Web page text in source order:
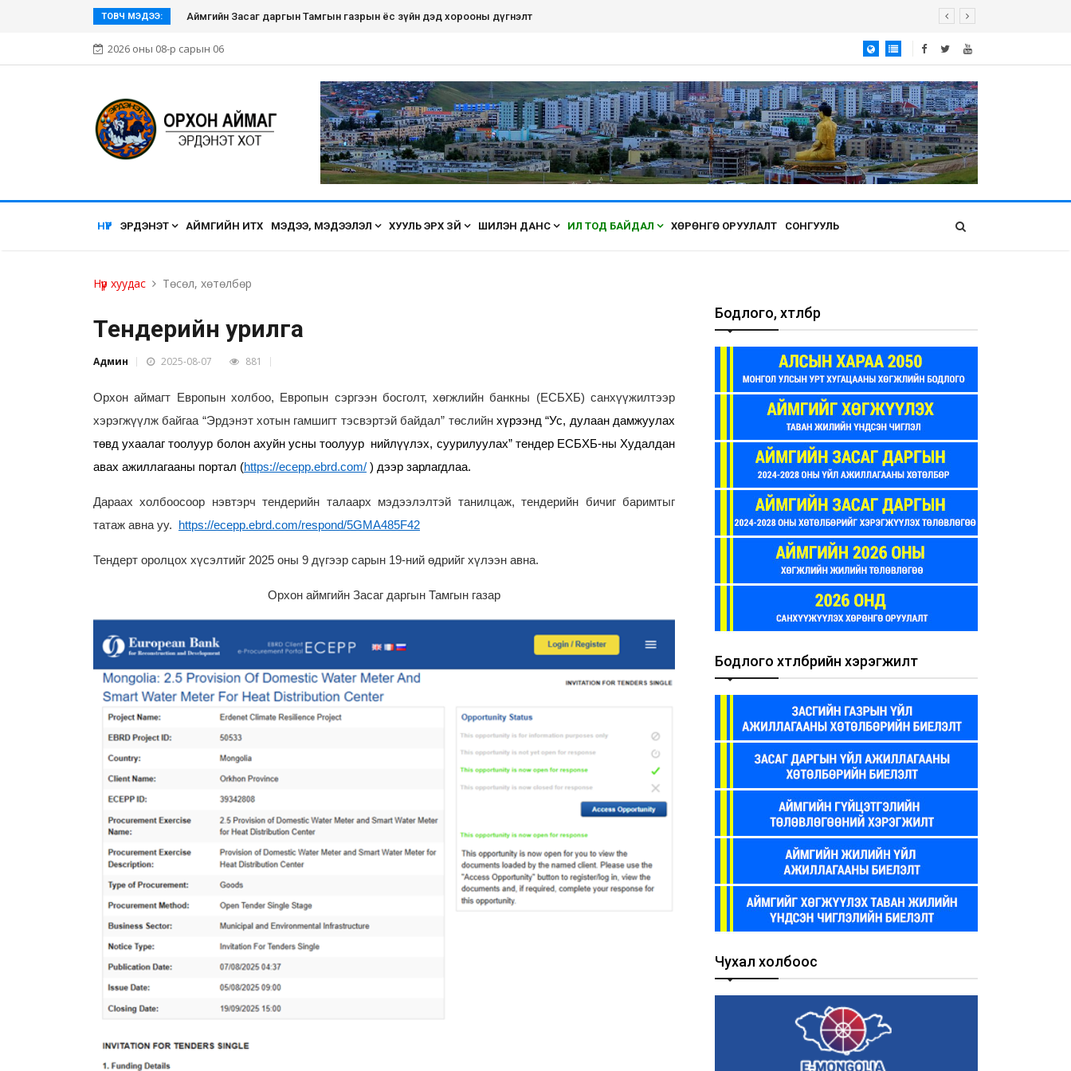
ТОВЧ МЭДЭЭ: Эрдэнэт хүмүүсийн нэгдэл болсон Эрдэнэт хот ирэх бүрт өнгөө засаж, үүдээ нээн угтана аа
2026 оны 08-р сарын 06
НҮҮР ЭРДЭНЭТ АЙМГИЙН ИТХ МЭДЭЭ, МЭДЭЭЛЭЛ ХУУЛЬ ЭРХ ЗҮЙ ШИЛЭН ДАНС ИЛ ТОД БАЙДАЛ ХӨРӨНГӨ ОРУУЛАЛТ СОНГУУЛЬ
Нүүр хуудас Төсөл, хөтөлбөр
Тендерийн урилга
Админ 2025-08-07 881
Орхон аймагт Европын холбоо, Европын сэргээн босголт, хөгжлийн банкны (ЕСБХБ)санхүүжилтээр
хэрэгжүүлж байгаа “Эрдэнэт хотын гамшигт тэсвэртэй байдал” төслийн хүрээнд “Ус, дулаан дамжуулах
төвд ухаалаг тоолуур болон ахуйн усны тоолуур нийлүүлэх, суурилуулах” тендер ЕСБХБ-ны Худалдан
авах ажиллагааны портал (https://ecepp.ebrd.com/ ) дээр зарлагдлаа.
Дараах холбоосоор нэвтэрч тендерийн талаарх мэдээлэлтэй танилцаж, тендерийн бичиг баримтыг
татаж авна уу. https://ecepp.ebrd.com/respond/5GMA485F42
Тендерт оролцох хүсэлтийг 2025 оны 9 дүгээр сарын 19-ний өдрийг хүлээн авна.
Орхон аймгийн Засаг даргын Тамгын газар
Бодлого, хөтөлбөр
Бодлого хөтөлбөрийн хэрэгжилт
Чухал холбоос